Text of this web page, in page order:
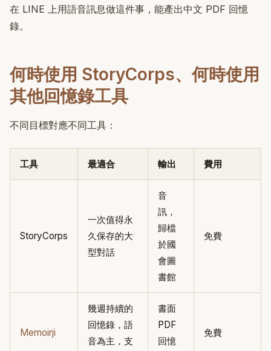
在 LINE 上用語音訊息做這件事，能產出中文 PDF 回憶
錄。
何時使用 StoryCorps、何時使用
其他回憶錄工具
不同目標對應不同工具：
工具 最適合 輸出 費用
StoryCorps
一次值得永
久保存的大
型對話
音
訊，
歸檔
於國
會圖
書館
免費
Memoirji
幾週持續的
回憶錄，語
音為主，支
書面
PDF
回憶
免費